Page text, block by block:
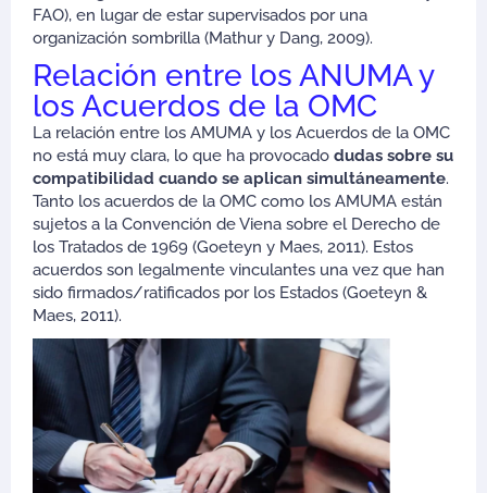
FAO), en lugar de estar supervisados por una
organización sombrilla (Mathur y Dang, 2009).
Relación entre los ANUMA y
los Acuerdos de la OMC
La relación entre los AMUMA y los Acuerdos de la OMC
no está muy clara, lo que ha provocado dudas sobre su
compatibilidad cuando se aplican simultáneamente.
Tanto los acuerdos de la OMC como los AMUMA están
sujetos a la Convención de Viena sobre el Derecho de
los Tratados de 1969 (Goeteyn y Maes, 2011). Estos
acuerdos son legalmente vinculantes una vez que han
sido firmados/ratificados por los Estados (Goeteyn &
Maes, 2011).